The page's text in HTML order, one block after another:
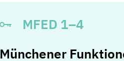
MFED 1–4
Münchener